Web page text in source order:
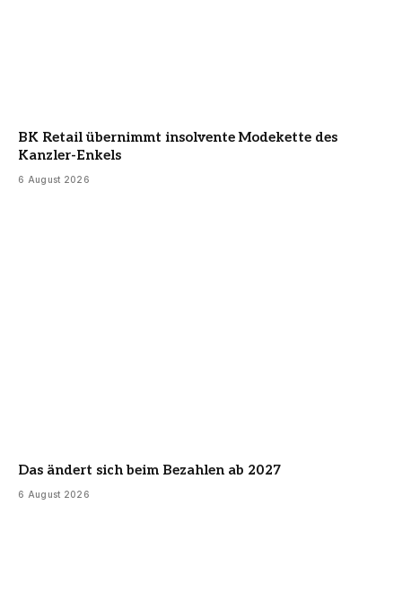
BK Retail übernimmt insolvente Modekette des
Kanzler-Enkels
6 August 2026
Das ändert sich beim Bezahlen ab 2027
6 August 2026